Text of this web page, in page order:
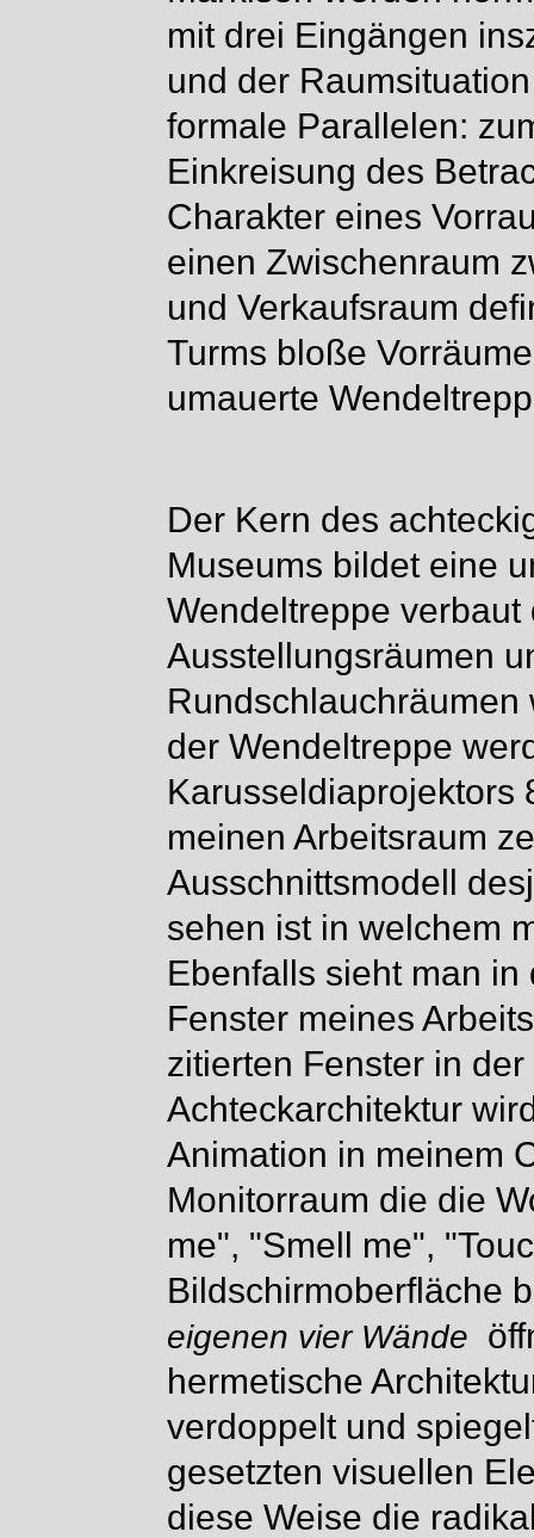
mit drei Eingängen
und der
formale Parallelen:
Einkreisung des
Charakter eines
einen Zwischenraum
und Verkaufsraum
Turms bloße
umauerte
Der Kern des
Museums bildet eine
Wendeltreppe
Ausstellungsräumen
der Wendeltreppe
Karusseldiaprojektors
meinen Arbeitsraum
Ausschnittsmodell
sehen ist in welchem
Ebenfalls sieht man
Fenster meines
zitierten Fenster in
Achteckarchitektur
Animation in meinem
Monitorraum die die
me", "Smell me",
Bildschirmoberfläche
eigenen vier Wände
hermetische
verdoppelt und
gesetzten visuellen
diese Weise die